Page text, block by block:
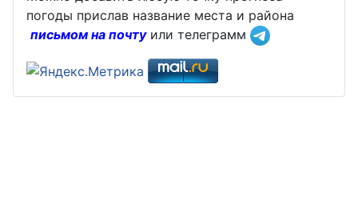
погоды прислав название места и района
письмом на почтуили телеграмм